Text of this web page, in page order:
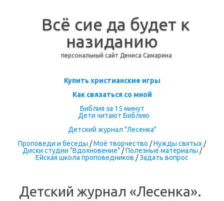
Всё сие да будет к
назиданию
персональный сайт Дениса Самарина
Перейти к содержимому
Купить христианские игры
Как связаться со мной
Библия за 15 минут
Дети читают Библию
Детский журнал "Лесенка"
Проповеди и беседы /Моё творчество /Нужды святых /
Диски студии "Вдохновение" /Полезные материалы /
Ейская школа проповедников /Задать вопрос
Детский журнал «Лесенка».